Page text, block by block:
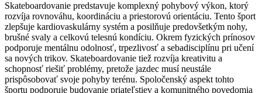
Skateboardovanie predstavuje komplexný pohybový výkon, ktorý
rozvíja rovnováhu, koordináciu a priestorovú orientáciu. Tento šport
zlepšuje kardiovaskulárny systém a posilňuje predovšetkým nohy,
brušné svaly a celkovú telesnú kondíciu. Okrem fyzických prínosov
podporuje mentálnu odolnosť, trpezlivosť a sebadisciplínu pri učení
sa nových trikov. Skateboardovanie tiež rozvíja kreativitu a
schopnosť riešiť problémy, pretože jazdec musí neustále
prispôsobovať svoje pohyby terénu. Spoločenský aspekt tohto
športu podporuje budovanie priateľstiev a komunitného povedomia